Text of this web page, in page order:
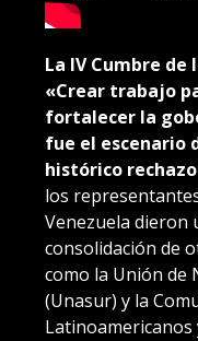
La IV Cumbre
«Crear trabajo
fortalecer la
fue el escenario
histórico rechazo
los
Venezuela dieron
consolidación de
como la Unión de
(Unasur) y la
Latinoamericanos